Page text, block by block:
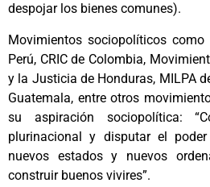
despojar los bienes comunes).
Movimientos sociopolíticos como
Perú, CRIC de Colombia,
y la Justicia de Honduras, MILPA
Guatemala, entre otros
su aspiración sociopolítica:
plurinacional y disputar el
nuevos estados y nuevos
construir buenos vivires”.